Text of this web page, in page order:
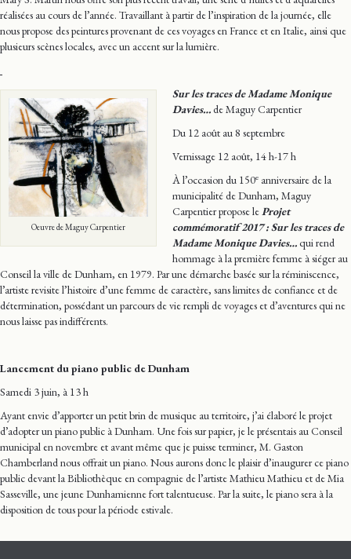
réalisées au cours de l’année. Travaillant à partir de l’inspiration de la journée, elle
nous propose des peintures provenant de ces voyages en France et en Italie, ainsi que
plusieurs scènes locales, avec un accent sur la lumière.
Oeuvre de Maguy Carpentier
Sur les traces de Madame Monique
Davies…de Maguy Carpentier
Du 12 août au 8 septembre
Vernissage 12 août, 14 h-17 h
À l’occasion du 150e anniversaire de la
municipalité de Dunham, Maguy
Carpentier propose leProjet
commémoratif 2017 : Sur les traces de
Madame Monique Davies…qui rend
hommage à la première femme à siéger au
Conseil la ville de Dunham, en 1979. Par une démarche basée sur la réminiscence,
l’artiste revisite l’histoire d’une femme de caractère, sans limites de confiance et de
détermination, possédant un parcours de vie rempli de voyages et d’aventures qui ne
nous laisse pas indifférents.
Lancement du piano public de Dunham
Samedi 3 juin, à 13 h
Ayant envie d’apporter un petit brin de musique au territoire, j’ai élaboré le projet
d’adopter un piano public à Dunham. Une fois sur papier, je le présentais au Conseil
municipal en novembre et avant même que je puisse terminer, M. Gaston
Chamberland nous offrait un piano. Nous aurons donc le plaisir d’inaugurer ce piano
public devant la Bibliothèque en compagnie de l’artiste Mathieu Mathieu et de Mia
Sasseville, une jeune Dunhamienne fort talentueuse. Par la suite, le piano sera à la
disposition de tous pour la période estivale.